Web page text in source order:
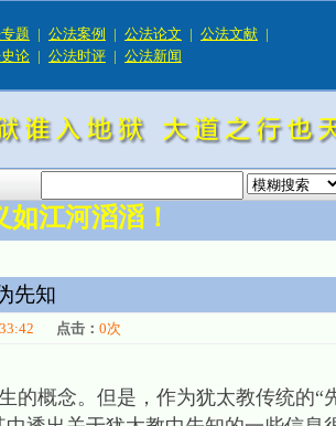
题 | 公法案例 | 公法论文 | 公法文献 |
论 | 公法时评 | 公法新闻
江河滔滔！
先知
点击： 0次
的概念。但是，作为犹太教传统的“